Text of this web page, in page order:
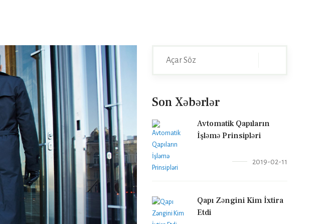
Son Xəbərlər
Avtomatik Qapıların
İşləmə Prinsipləri
2019-02-11
Qapı Zəngini Kim İxtira
Etdi